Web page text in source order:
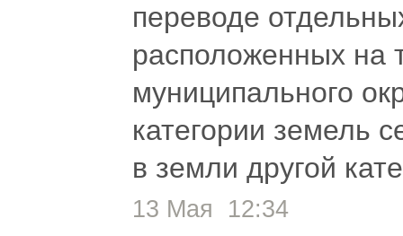
переводе
расположенных на
муниципального
категории земель
в земли другой
13 Мая 12:34